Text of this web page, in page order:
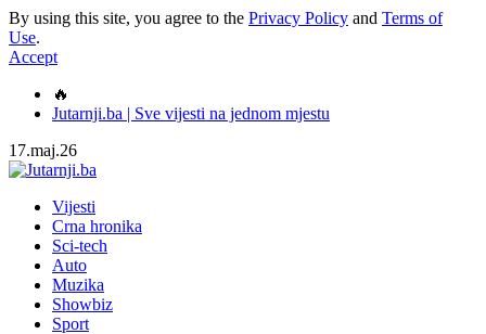
By using this site, you agree to the Privacy Policy and Terms of
Use.
Accept
🔥
Jutarnji.ba | Sve vijesti na jednom mjestu
17.maj.26
Vijesti
Crna hronika
Sci-tech
Auto
Muzika
Showbiz
Sport